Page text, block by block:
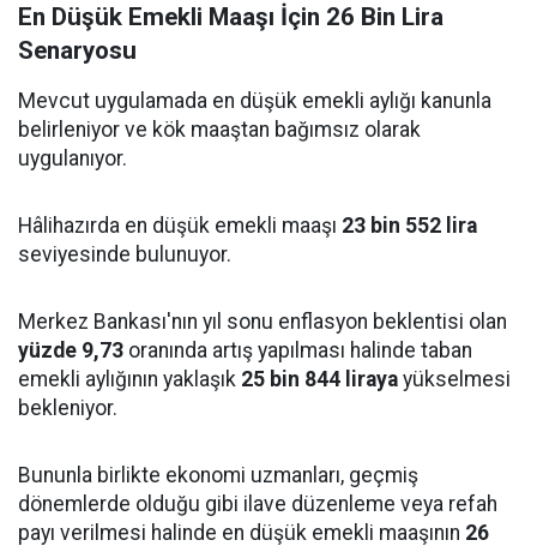
En Düşük Emekli Maaşı İçin 26 Bin Lira
Senaryosu
Mevcut uygulamada en düşük emekli aylığı kanunla
belirleniyor ve kök maaştan bağımsız olarak
uygulanıyor.
Hâlihazırda en düşük emekli maaşı 23 bin 552 lira
seviyesinde bulunuyor.
Merkez Bankası'nın yıl sonu enflasyon beklentisi olan
yüzde 9,73 oranında artış yapılması halinde taban
emekli aylığının yaklaşık 25 bin 844 liraya yükselmesi
bekleniyor.
Bununla birlikte ekonomi uzmanları, geçmiş
dönemlerde olduğu gibi ilave düzenleme veya refah
payı verilmesi halinde en düşük emekli maaşının 26